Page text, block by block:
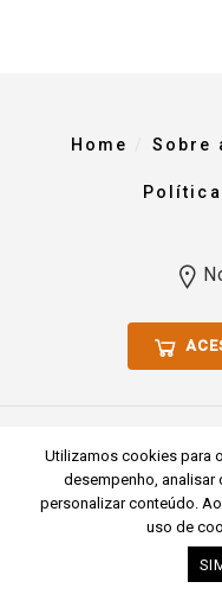
Home Sobre
Todos os direitos
Construção Joli
Utilizamos cookies para
desempenho, analisar
personalizar conteúdo.
uso de